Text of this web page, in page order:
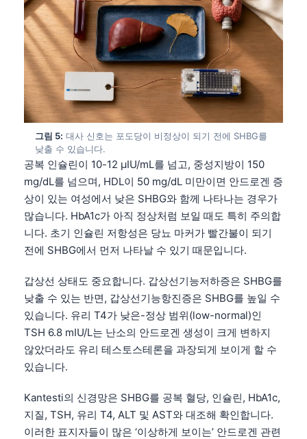
그림 5: 대사 신호는 포도당이 비정상이 되기 전에 SHBG를
낮출 수 있습니다.
공복 인슐린이 10-12 µIU/mL를 넘고, 중성지방이 150
mg/dL를 넘으며, HDL이 50 mg/dL 미만이면 안드로겐 증
상이 있는 여성에서 낮은 SHBG와 함께 나타나는 경우가
많습니다. HbA1c가 아직 정상처럼 보일 때도 특히 주의합
니다. 초기 인슐린 저항성은 당뇨 마커가 빨간불이 되기
전에 SHBG에서 먼저 나타날 수 있기 때문입니다.
갑상선 상태도 중요합니다. 갑상선기능저하증은 SHBG를
낮출 수 있는 반면, 갑상선기능항진증은 SHBG를 높일 수
있습니다. 유리 T4가 낮은-정상 범위(low-normal)인
TSH 6.8 mIU/L는 난소의 안드로겐 생성이 크게 변하지
않았더라도 유리 테스토스테론을 과장되게 보이게 할 수
있습니다.
Kantesti의 신경망은 SHBG를 공복 혈당, 인슐린, HbA1c,
지질, TSH, 유리 T4, ALT 및 AST와 대조해 확인합니다.
이러한 표지자들이 많은 ‘이상하게 보이는’ 안드로겐 관련